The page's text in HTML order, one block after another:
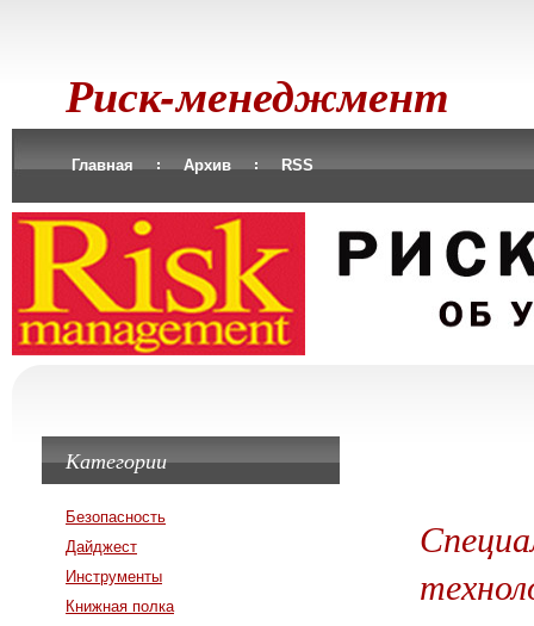
Риск-менеджмент
Главная Архив RSS
Категории
Безопасность
Дайджест
Инструменты
Книжная полка